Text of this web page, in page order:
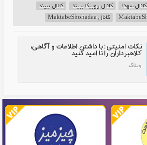
کانال شهدا کانال روبیکا ببیند
کانال ببیند
کانال MaktabeShohadaa
نکات امنیتی: با داشتن اطلاعات و آگاهی،
کلاهبرداران را نا امید کنید
وبلاگ